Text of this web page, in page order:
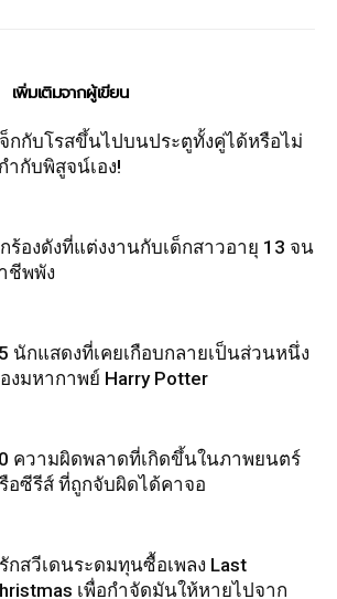
เพิ่มเติมจากผู้เขียน
กกับโรสขึ้นไปบนประตูทั้งคู่ได้หรือไม่
ำกับพิสูจน์เอง!
ร้องดังที่แต่งงานกับเด็กสาวอายุ 13 จน
ชีพพัง
นักแสดงที่เคยเกือบกลายเป็นส่วนหนึ่ง
งมหากาพย์ Harry Potter
ความผิดพลาดที่เกิดขึ้นในภาพยนตร์
อซีรีส์ ที่ถูกจับผิดได้คาจอ
กสวีเดนระดมทุนซื้อเพลง Last
เพื่อกำจัดมันให้หายไปจาก